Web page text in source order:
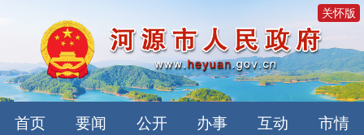
关怀版
首页 要闻 公开 办事 互动 市情